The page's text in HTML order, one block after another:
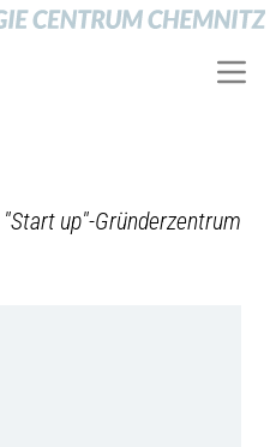
"Start up"-Gründerzentrum